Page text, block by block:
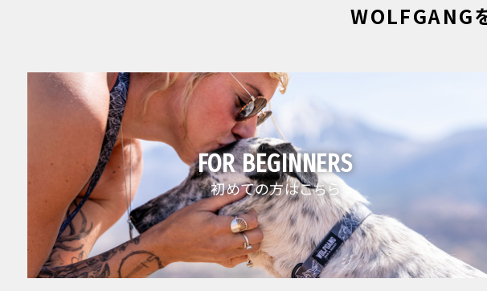
WOLFGANG
FOR BEGINNERS
初めての方はこちら